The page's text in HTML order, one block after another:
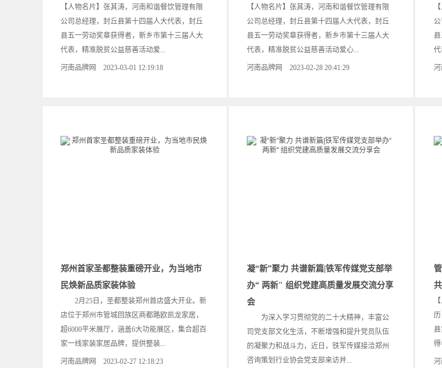
【人物名片】张其涛，河南和谐餐饮管理有限
公司总经理，封丘县第十四届人大代表，封丘
县五一劳动奖章获得者，新乡市第十三届人大
代表，精准脱贫公益慈善活动爱...
河南品牌网 2023-03-01 12:19:18
【人物名片】张其涛，河南和谐餐饮管理有限
公司总经理，封丘县第十四届人大代表，封丘
县五一劳动奖章获得者，新乡市第十三届人大
代表，精准脱贫公益慈善活动爱心...
河南品牌网 2023-02-28 20:41:29
代
河
郑州首家圣都整装重磅开业，为当地市
民焕新品质家装体验
2月25日，圣都整装郑州首店盛大开业。新
店位于郑州市管城回族区商都路欧凯龙家居，
超6000平米展厅，涵盖6大功能展区，集合超百
家一线家装家居品牌，提供整装...
河南品牌网 2023-02-27 12:18:23
凝“新”聚力 共谱新篇|铁军传媒党支部举
办“ 两新" 组织党建高质量发展交流分享
会
为深入学习贯彻党的二十大精神，丰富公
司党支部文化生活，不断增强和提升党员队伍
的凝聚力和战斗力，近日，铁军传媒接洽郑州
咨询策划行业协会党支部来访并...
得
河